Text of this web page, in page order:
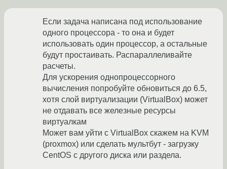
Если задача написана под использование
одного процессора - то она и будет
использовать один процессор, а остальные
будут простаивать. Распараллеливайте
расчеты.
Для ускорения однопроцессорного
вычисления попробуйте обновиться до 6.5,
хотя слой виртуализации (VirtualBox) может
не отдавать все железные ресурсы
виртуалкам
Может вам уйти с VirtualBox скажем на KVM
(proxmox) или сделать мультбут - загрузку
CentOS с другого диска или раздела.